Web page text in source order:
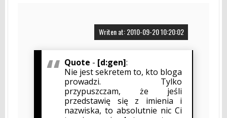
Writen at: 2010-09-20 10:20:02
Quote - [d:gen]:
Nie jest sekretem to, kto bloga
prowadzi. Tylko
przypuszczam, że jeśli
przedstawię się z imienia i
nazwiska, to absolutnie nic Ci